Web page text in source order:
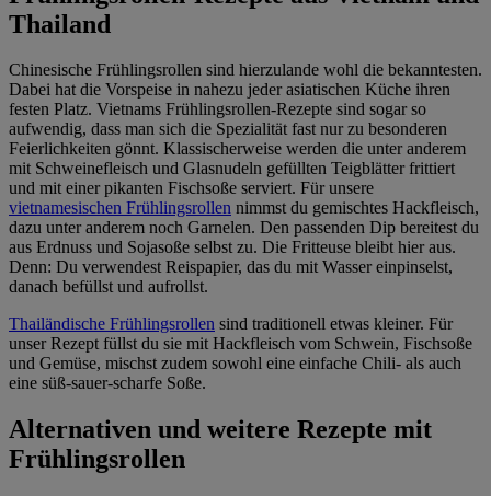
Thailand
Chinesische Frühlingsrollen sind hierzulande wohl die bekanntesten.
Dabei hat die Vorspeise in nahezu jeder asiatischen Küche ihren
festen Platz. Vietnams Frühlingsrollen-Rezepte sind sogar so
aufwendig, dass man sich die Spezialität fast nur zu besonderen
Feierlichkeiten gönnt. Klassischerweise werden die unter anderem
mit Schweinefleisch und Glasnudeln gefüllten Teigblätter frittiert
und mit einer pikanten Fischsoße serviert. Für unsere
vietnamesischen Frühlingsrollen nimmst du gemischtes Hackfleisch,
dazu unter anderem noch Garnelen. Den passenden Dip bereitest du
aus Erdnuss und Sojasoße selbst zu. Die Fritteuse bleibt hier aus.
Denn: Du verwendest Reispapier, das du mit Wasser einpinselst,
danach befüllst und aufrollst.
Thailändische Frühlingsrollen sind traditionell etwas kleiner. Für
unser Rezept füllst du sie mit Hackfleisch vom Schwein, Fischsoße
und Gemüse, mischst zudem sowohl eine einfache Chili- als auch
eine süß-sauer-scharfe Soße.
Alternativen und weitere Rezepte mit
Frühlingsrollen